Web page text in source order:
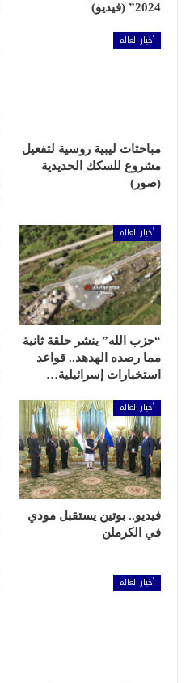
2024” (فيديو)
أخبار العالم
مباحثات ليبية روسية لتفعيل
مشروع للسكك الحديدية
(صور)
أخبار العالم
“حزب الله” ينشر حلقة ثانية
مما رصده الهدهد.. قواعد
استخبارات إسرائيلية…
أخبار العالم
فيديو.. بوتين يستقبل مودي
في الكرملن
أخبار العالم